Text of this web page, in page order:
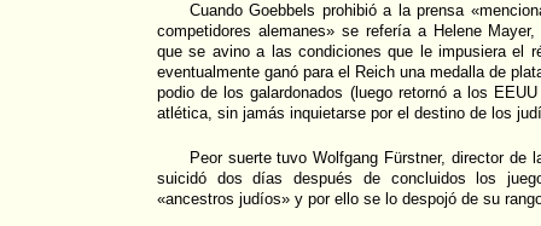
Cuando Goebbels prohibió a la prensa
competidores alemanes» se refería a Helene
que se avino a las condiciones que le impusiera el
eventualmente ganó para el Reich una medalla de
podio de los galardonados (luego retornó a los
atlética, sin jamás inquietarse por el destino de los
Peor suerte tuvo Wolfgang Fürstner, director de
suicidó dos días después de concluidos los
«ancestros judíos» y por ello se lo despojó de su